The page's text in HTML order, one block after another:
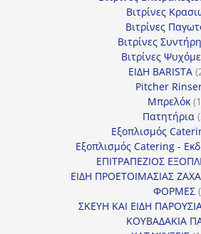
Βιτρίνες
Βιτρίνες
Βιτρίνες
Βιτρίνες
ΕΙΔΗ BARISTA
Pitcher
Μπρελόκ 1
Πατητήρια
Εξοπλισμός
Εξοπλισμός Catering -
ΕΠΙΤΡΑΠΕΖΙΟΣ
ΕΙΔΗ ΠΡΟΕΤΟΙΜΑΣΙΑΣ
ΦΟΡΜΕΣ
ΣΚΕΥΗ ΚΑΙ ΕΙΔΗ
ΚΟΥΒΑΔΑΚΙΑ